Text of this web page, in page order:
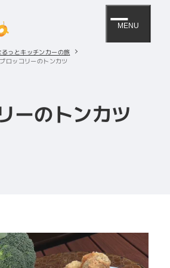
MENU
っとキッチンカーの旅
ブロッコリーのトンカツ
ーのトンカツ